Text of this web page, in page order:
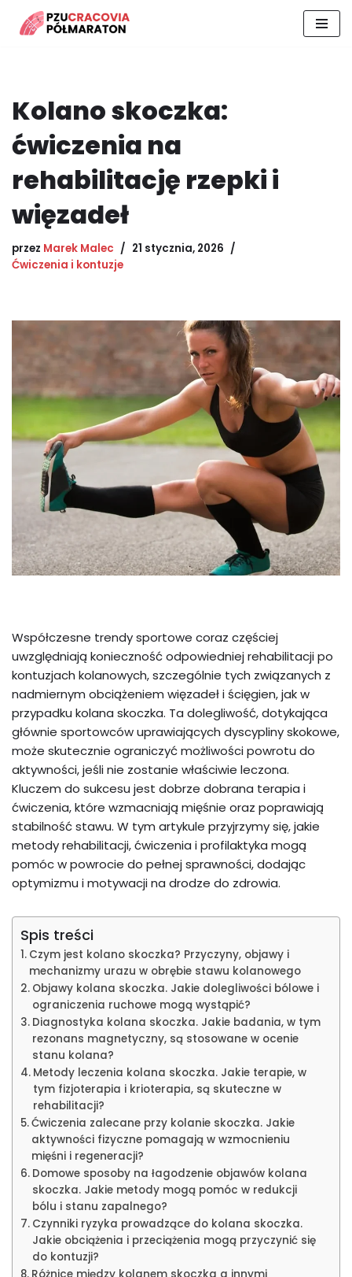
Kolano skoczka:
ćwiczenia na
rehabilitację rzepki i
więzadeł
przez Marek Malec
21 stycznia, 2026
Ćwiczenia i kontuzje
Współczesne trendy sportowe coraz częściej
uwzględniają konieczność odpowiedniej rehabilitacji po
kontuzjach kolanowych, szczególnie tych związanych z
nadmiernym obciążeniem więzadeł i ścięgien, jak w
przypadku kolana skoczka. Ta dolegliwość, dotykająca
głównie sportowców uprawiających dyscypliny skokowe,
może skutecznie ograniczyć możliwości powrotu do
aktywności, jeśli nie zostanie właściwie leczona.
Kluczem do sukcesu jest dobrze dobrana terapia i
ćwiczenia, które wzmacniają mięśnie oraz poprawiają
stabilność stawu. W tym artykule przyjrzymy się, jakie
metody rehabilitacji, ćwiczenia i profilaktyka mogą
pomóc w powrocie do pełnej sprawności, dodając
optymizmu i motywacji na drodze do zdrowia.
Spis treści
Czym jest kolano skoczka? Przyczyny, objawy i
mechanizmy urazu w obrębie stawu kolanowego
Objawy kolana skoczka. Jakie dolegliwości bólowe i
ograniczenia ruchowe mogą wystąpić?
Diagnostyka kolana skoczka. Jakie badania, w tym
rezonans magnetyczny, są stosowane w ocenie
stanu kolana?
Metody leczenia kolana skoczka. Jakie terapie, w
tym fizjoterapia i krioterapia, są skuteczne w
rehabilitacji?
Ćwiczenia zalecane przy kolanie skoczka. Jakie
aktywności fizyczne pomagają w wzmocnieniu
mięśni i regeneracji?
Domowe sposoby na łagodzenie objawów kolana
skoczka. Jakie metody mogą pomóc w redukcji
bólu i stanu zapalnego?
Czynniki ryzyka prowadzące do kolana skoczka.
Jakie obciążenia i przeciążenia mogą przyczynić się
do kontuzji?